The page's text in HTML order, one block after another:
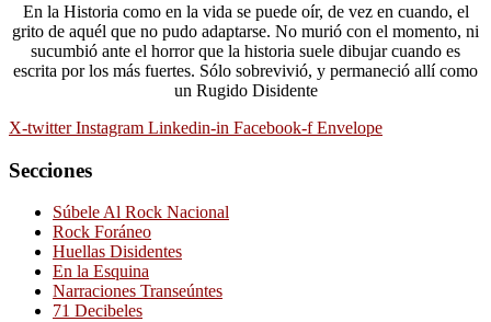
En la Historia como en la vida se puede oír, de vez en cuando, el
grito de aquél que no pudo adaptarse. No murió con el momento, ni
sucumbió ante el horror que la historia suele dibujar cuando es
escrita por los más fuertes. Sólo sobrevivió, y permaneció allí como
un Rugido Disidente
X-twitter Instagram Linkedin-in Facebook-f Envelope
Secciones
Súbele Al Rock Nacional
Rock Foráneo
Huellas Disidentes
En la Esquina
Narraciones Transeúntes
71 Decibeles